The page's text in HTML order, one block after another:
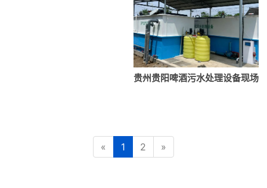
贵州贵阳啤酒污水处理设备现场
« 1 2 »